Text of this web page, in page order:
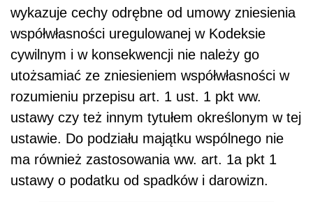
wykazuje cechy odrębne od umowy zniesienia
współwłasności uregulowanej w Kodeksie
cywilnym i w konsekwencji nie należy go
utożsamiać ze zniesieniem współwłasności w
rozumieniu przepisu art. 1 ust. 1 pkt ww.
ustawy czy też innym tytułem określonym w tej
ustawie. Do podziału majątku wspólnego nie
ma również zastosowania ww. art. 1a pkt 1
ustawy o podatku od spadków i darowizn.